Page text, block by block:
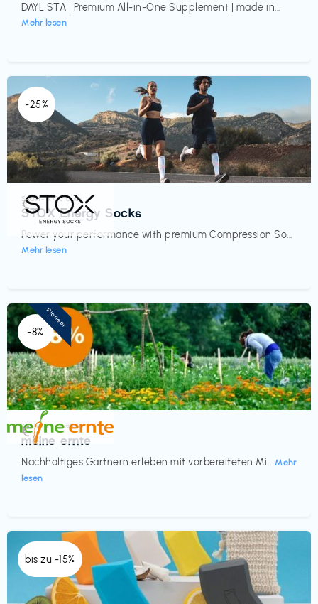
DAYLISTA | Premium All-in-One Supplement | made in...
Mehr lesen
-25%
Sport- & Outdoor
STOX Energy Socks
Power your performance with premium Compression So...
Mehr lesen
€‎
-8%
Küche & Haushalt
meine ernte
Nachhaltiges Gärtnern erleben mit vorbereiteten Mi... Mehr
lesen
€‎
Pioneer
bis zu -15%